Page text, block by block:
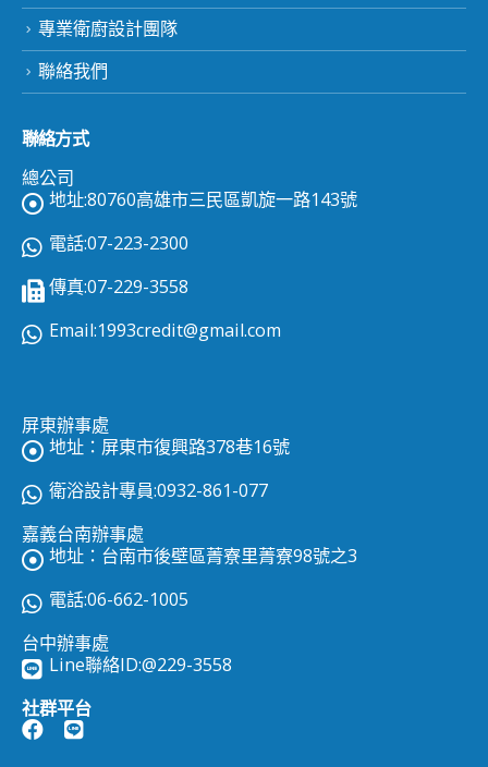
專業衛廚設計團隊
聯絡我們
聯絡方式
總公司
地址:80760高雄市三民區凱旋一路143號
電話:07-223-2300
傳真:07-229-3558
Email:1993credit@gmail.com
屏東辦事處
地址：屏東市復興路378巷16號
衛浴設計專員:0932-861-077
嘉義台南辦事處
地址：台南市後壁區菁寮里菁寮98號之3
電話:06-662-1005
台中辦事處
Line聯絡ID:@229-3558
社群平台